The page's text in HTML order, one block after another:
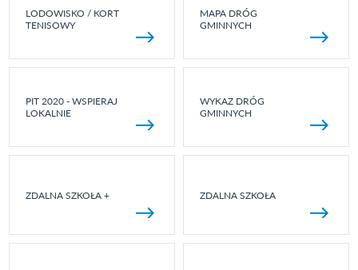
LODOWISKO / KORT
TENISOWY
MAPA DRÓG
GMINNYCH
PIT 2020 - WSPIERAJ
LOKALNIE
WYKAZ DRÓG
GMINNYCH
ZDALNA SZKOŁA + ZDALNA SZKOŁA